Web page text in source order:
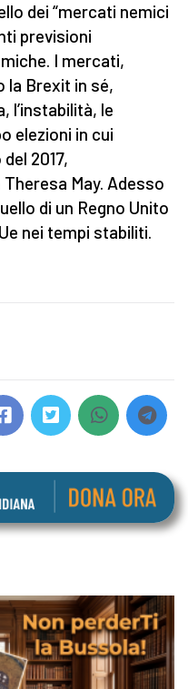
dei “mercati nemici
previsioni
I mercati,
la Brexit in sé,
l’instabilità, le
elezioni in cui
2017,
May. Adesso
di un Regno Unito
nei tempi stabiliti.